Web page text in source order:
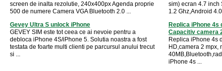
screen de inalta rezolutie, 240x400px Agenda proprie
500 de numere Camera VGA Bluetooth 2.0 ...
sim) ecran 4.7 inch
1.2 Ghz,Android
Gevey Ultra S unlock iPhone
GEVEY SIM este tot ceea ce ai nevoie pentru a
debloca iPhone 4S/iPhone 5. Solutia noastra a fost
testata de foarte multi clienti pe parcursul anului trecut
si ...
Replica iPhone 4s
Capacitiv camera
Replica iPhone 4s
HD,camera 2 mpx,
iPhone 4s ...